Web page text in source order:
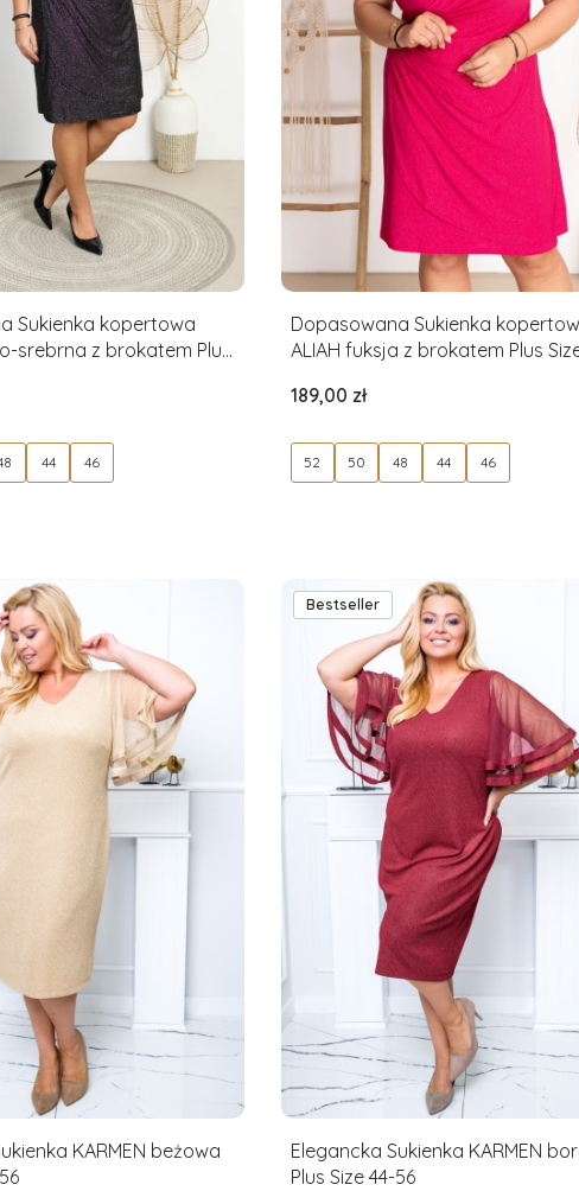
Sukienka kopertowa
srebrna z brokatem Plus
44 46
Dopasowana Sukienka
ALIAH fuksja z brokatem Plus
Cena
189,00 zł
52 50 48 44 46
KARMEN beżowa
Bestseller
Elegancka Sukienka KARMEN
Plus Size 44-56